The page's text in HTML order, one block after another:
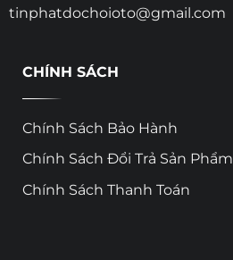
tinphatdochoioto@gmail.com
CHÍNH SÁCH
Chính Sách Bảo Hành
Chính Sách Đổi Trả Sản Phẩm
Chính Sách Thanh Toán